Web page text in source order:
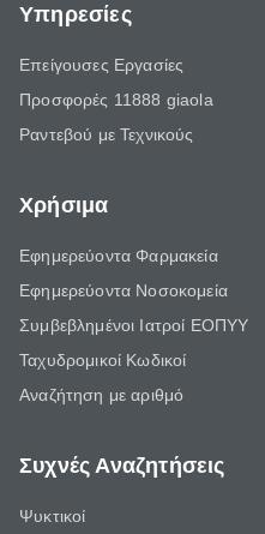
Υπηρεσίες
Επείγουσες Εργασίες
Προσφορές 11888 giaola
Ραντεβού με Τεχνικούς
Χρήσιμα
Εφημερεύοντα Φαρμακεία
Εφημερεύοντα Νοσοκομεία
Συμβεβλημένοι Ιατροί ΕΟΠΥΥ
Ταχυδρομικοί Κωδικοί
Αναζήτηση με αριθμό
Συχνές Αναζητήσεις
Ψυκτικοί